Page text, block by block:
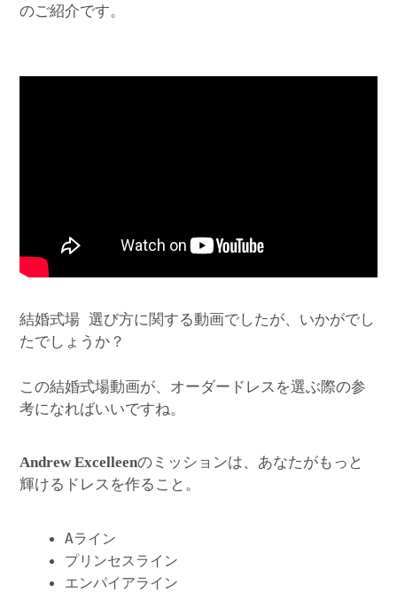
のご紹介です。
結婚式場 選び方に関する動画でしたが、いかがでし
たでしょうか？
この結婚式場動画が、オーダードレスを選ぶ際の参
考になればいいですね。
Andrew Excelleenのミッションは、あなたがもっと
輝けるドレスを作ること。
Aライン
プリンセスライン
エンパイアライン